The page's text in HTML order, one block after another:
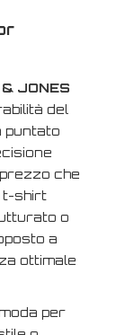
JONES
del
puntato
che
t-shirt
o
a
ottimale
per